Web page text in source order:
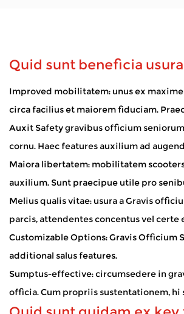
How Does Mobility Scooter
Jan 02, 2026
sine labore assiduo. Cum scooter foris
How Do Electric Wheelchairs
Dec 31, 2025
Electricae raedae magnum auxilium illis mobilitate
intentionem intendimus quae
Quid sunt beneficia
Improved mobilitatem: unus ex
circa facilius et maiorem fiduciam.
Auxit Safety gravibus officium
cornu. Haec features auxilium ad
Maiora libertatem: mobilitatem
auxilium. Sunt praecipue utile pro
Melius qualis vitae: usura aGravis
parcis, attendentes concentus vel certe
Customizable Options: Gravis Officium
additional salus features.
Sumptus-effective: circumsedere in
officia. Cum propriis sustentationem,